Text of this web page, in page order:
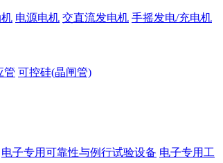
电源电机 交直流发电机 手摇发电/充电机
管 可控硅(晶闸管)
电子专用可靠性与例行试验设备 电子专用工